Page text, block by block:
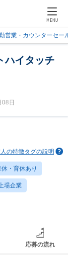
MENU
営業・カウンターセー
ハイタッチ
日
の特徴タグの説明
休・育休あり
場企業
応募の流れ